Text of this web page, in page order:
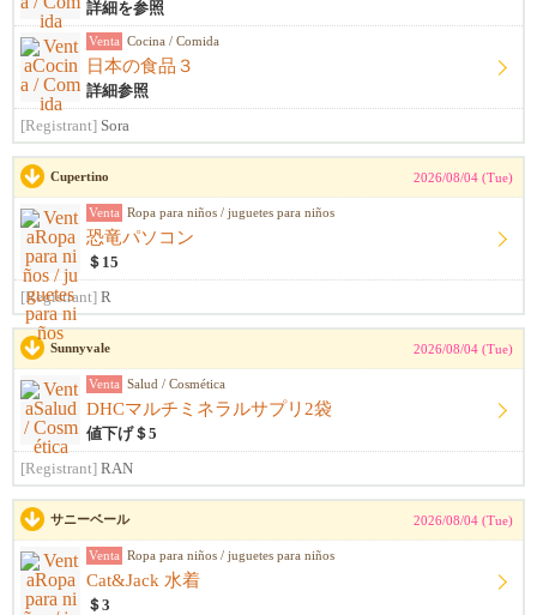
詳細を参照
Venta Cocina / Comida
日本の食品３
詳細参照
[Registrant] Sora
Cupertino 2026/08/04 (Tue)
Venta Ropa para niños / juguetes para niños
恐竜パソコン
＄15
[Registrant] R
Sunnyvale 2026/08/04 (Tue)
Venta Salud / Cosmética
DHCマルチミネラルサプリ2袋
値下げ＄5
[Registrant] RAN
サニーベール 2026/08/04 (Tue)
Venta Ropa para niños / juguetes para niños
Cat&Jack 水着
＄3